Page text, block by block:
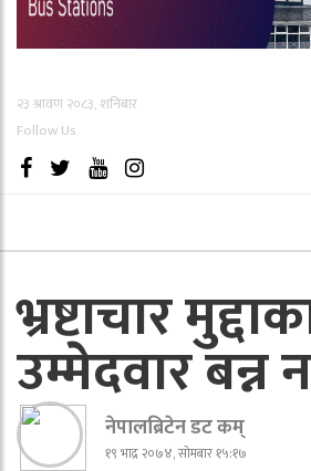
२३ श्रावण २०८३, शनिबार
Follow Us
भ्रष्टाचार
उम्मेदवार बन्न
नेपालब्रिटेन डट कम्
१९ भाद्र २०७४, सोमबार १५:१७